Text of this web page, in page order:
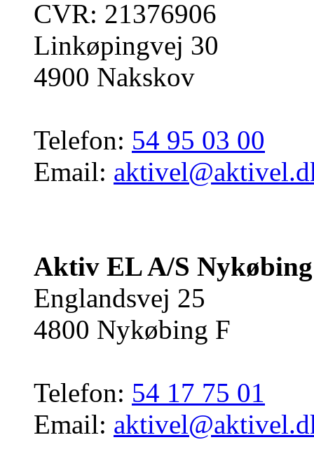
CVR: 21376906
Linkøpingvej 30
4900 Nakskov
Telefon: 54 95 03 00
Email:
Aktiv EL A/S
Englandsvej 25
4800 Nykøbing F
Telefon: 54 17 75 01
Email: